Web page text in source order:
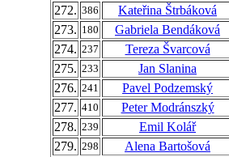
272. 386
Kateřina Štrbáková
273. 180
Gabriela Bendáková
274. 237
Tereza Švarcová
275. 233
Jan Slanina
276. 241
Pavel Podzemský
277. 410
Peter Modránszký
278. 239
Emil Kolář
279. 298
Alena Bartošová